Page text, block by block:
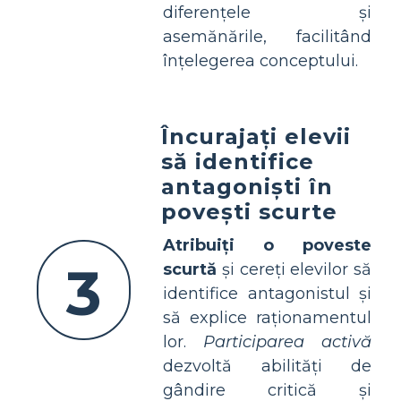
diferențele și
asemănările, facilitând
înțelegerea conceptului.
3
Încurajați elevii
să identifice
antagoniști în
povești scurte
Atribuiți o poveste
scurtă și cereți elevilor să
identifice antagonistul și
să explice raționamentul
lor. Participarea activă
dezvoltă abilități de
gândire critică și